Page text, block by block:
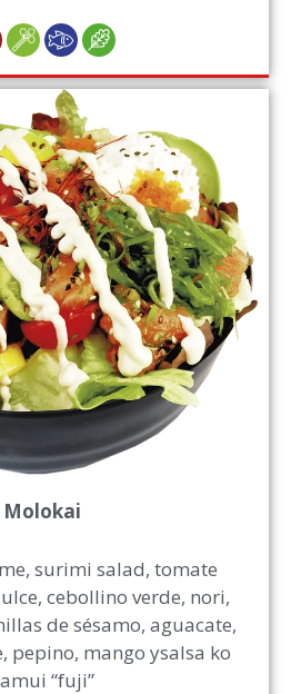
Molokai
surimi salad, tomate
cebollino verde, nori,
de sésamo, aguacate,
pepino, mango ysalsa ko
“fuji”